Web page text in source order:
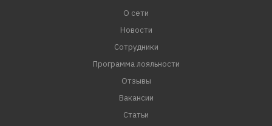
О сети
Новости
Сотрудники
Программа лояльности
Отзывы
Вакансии
Статьи